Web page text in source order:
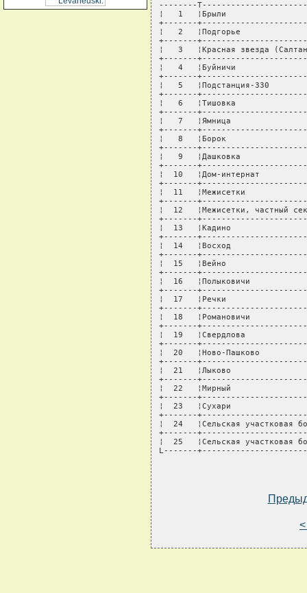
--------
¦   1   ¦Брыли
+-------
¦   2   ¦Подгорье
+-------
¦   3   ¦Красная звезда
+-------
¦   4   ¦Буйничи
+-------
¦   5   ¦Подстанция-
+-------
¦   6   ¦Тишовка
+-------
¦   7   ¦Ямница
+-------
¦   8   ¦Борок
+-------
¦   9   ¦Дашковка
+-------
¦  10   ¦Дом-интернат
+-------
¦  11   ¦Межисетки
+-------
¦  12   ¦Межисетки,
+-------
¦  13   ¦Кадино
+-------
¦  14   ¦Восход
+-------
¦  15   ¦Вейно
+-------
¦  16   ¦Полыковичи
+-------
¦  17   ¦Речки
+-------
¦  18   ¦Романовичи
+-------
¦  19   ¦Свердлова
+-------
¦  20   ¦Ново-Пашково
+-------
¦  21   ¦Лыково
+-------
¦  22   ¦Мирный
+-------
¦  23   ¦Сухари
+-------
¦  24   ¦Сельская
+-------
¦  25   ¦Сельская
L-------